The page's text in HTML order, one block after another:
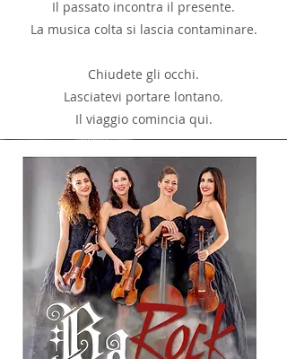
Il passato incontra il presente.
La musica colta si lascia contaminare.
Chiudete gli occhi.
Lasciatevi portare lontano.
Il viaggio comincia qui.